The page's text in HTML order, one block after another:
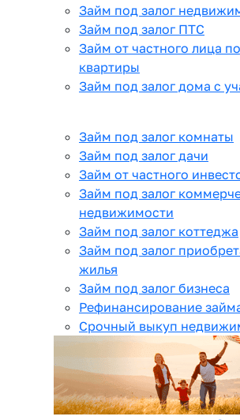
Займ под залог
Займ под залог ПТС
Займ от частного лица
квартиры
Займ под залог дома с
Займ под залог комнаты
Займ под залог дачи
Займ от частного
Займ под залог
недвижимости
Займ под залог коттеджа
Займ под залог
жилья
Займ под залог бизнеса
Рефинансирование
Срочный выкуп